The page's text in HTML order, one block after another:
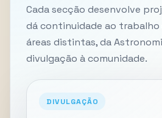
Cada secção desenvolve
dá continuidade ao trabalho
áreas distintas, da
divulgação à comunidade.
DIVULGAÇÃO